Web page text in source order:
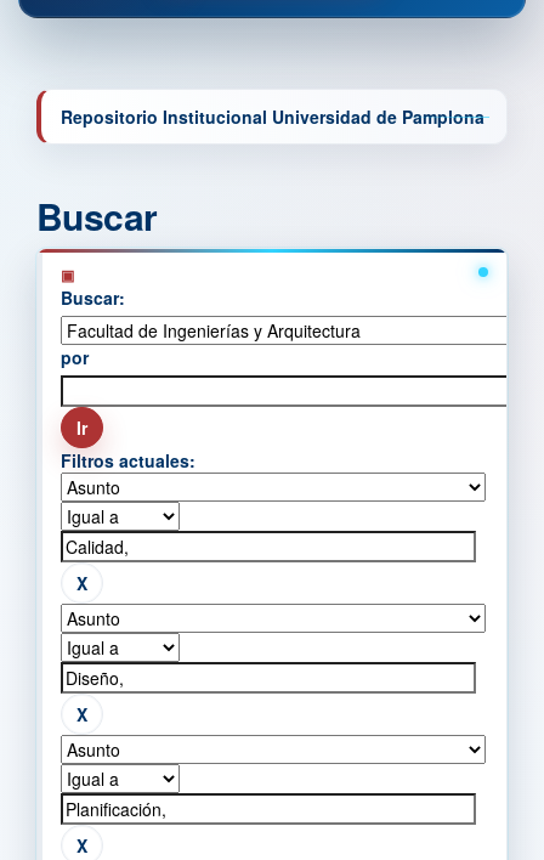
Repositorio Institucional Universidad de Pamplona
Buscar
Buscar:
por
Filtros actuales: